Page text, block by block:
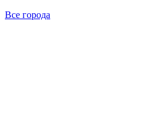
Все города